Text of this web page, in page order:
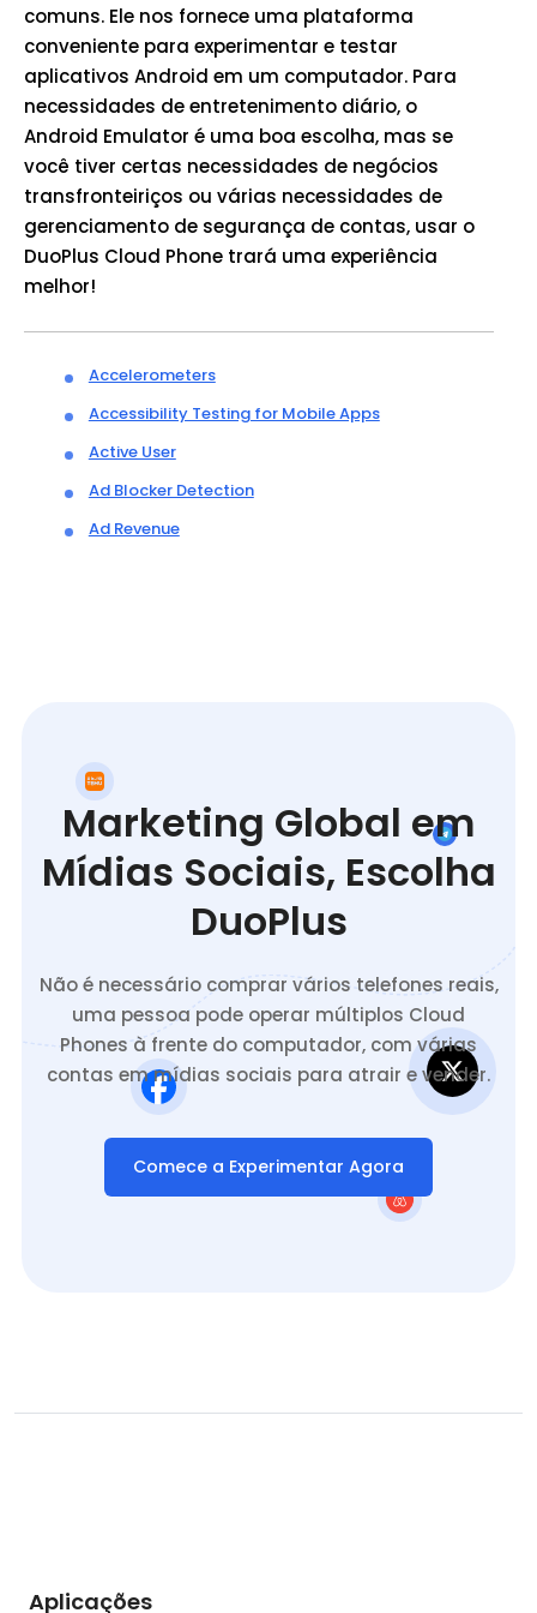
comuns. Ele nos fornece uma plataforma
conveniente para experimentar e testar
aplicativos Android em um computador. Para
necessidades de entretenimento diário, o
Android Emulator é uma boa escolha, mas se
você tiver certas necessidades de negócios
transfronteiriços ou várias necessidades de
gerenciamento de segurança de contas, usar o
DuoPlus Cloud Phone trará uma experiência
melhor!
Accelerometers
Accessibility Testing for Mobile Apps
Active User
Ad Blocker Detection
Ad Revenue
Marketing Global em
Mídias Sociais, Escolha
DuoPlus
Não é necessário comprar vários telefones reais,
uma pessoa pode operar múltiplos Cloud
Phones à frente do computador, com várias
contas em mídias sociais para atrair e vender.
Comece a Experimentar Agora
Aplicações